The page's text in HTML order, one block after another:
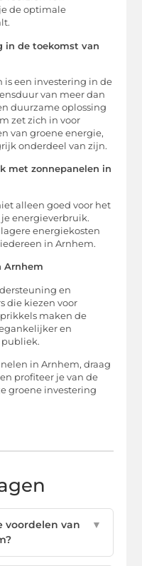
de optimale
in de toekomst van
is een investering in de
van meer dan
duurzame oplossing
zet zich in voor
van groene energie,
onderdeel van zijn.
met zonnepanelen in
alleen goed voor het
energieverbruik.
energiekosten
in Arnhem.
Arnhem
en
die kiezen voor
maken de
en
publiek.
in Arnhem, draag
profiteer je van de
groene investering
voordelen van
▼